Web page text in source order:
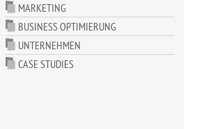
MARKETING
BUSINESS OPTIMIERUNG
UNTERNEHMEN
CASE STUDIES